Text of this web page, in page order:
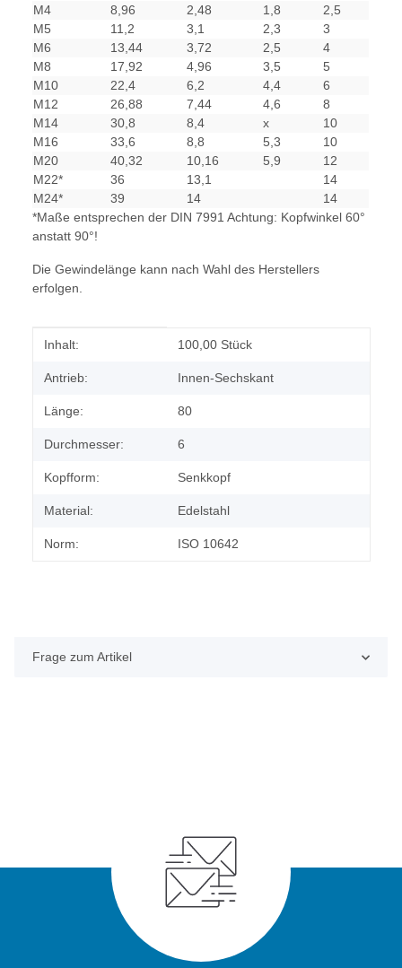
M4
8,96 2,48 1,8
2,5
M5
11,2 3,1 2,3
3
M6
13,44 3,72 2,5
4
M8
17,92 4,96 3,5
5
M10
22,4 6,2 4,4
6
M12
26,88 7,44 4,6
8
M14
30,8 8,4 x
10
M16
33,6 8,8 5,3
10
M20
40,32 10,16 5,9
12
M22*
36 13,1
14
M24*
39 14
14
*Maße entsprechen der DIN 7991 Achtung: Kopfwinkel 60°
anstatt 90°!
Die Gewindelänge kann nach Wahl des Herstellers
erfolgen.
Produkteigenschaft
Wert
Inhalt: 100,00 Stück
Antrieb: Innen-Sechskant
Länge: 80
Durchmesser: 6
Kopfform: Senkkopf
Material: Edelstahl
Norm: ISO 10642
Frage zum Artikel